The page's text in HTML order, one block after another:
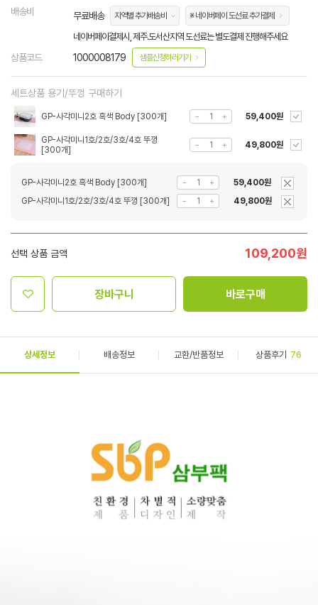
배송비 무료배송 지역별 추가배송비 ※ 네이버페이 도선료 추가결제
네이버페이결제시, 제주.도서산지역 도선료는 별도결제 진행해주세요
상품코드 1000008179 샘플신청하러가기
세트상품 용기/뚜껑 구매하기
GP-사각미니2호 흑색 Body [300개] 59,400원
GP-사각미니1호/2호/3호/4호 뚜껑
[300개]
49,800원
GP-사각미니2호 흑색 Body [300개]
59,400원
GP-사각미니1호/2호/3호/4호 뚜껑 [300개]
49,800원
선택 상품 금액 109,200원
장바구니 바로구매
상세정보 배송정보 교환/반품정보 상품후기 76